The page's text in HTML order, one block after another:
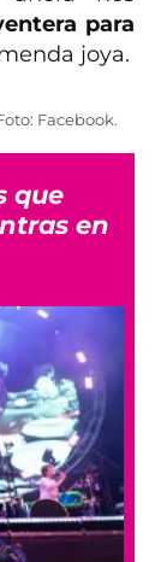
para
joya.
Facebook.
que
en